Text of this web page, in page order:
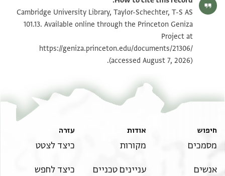
T-S AS 101.13 1v הגדל וסובב
תנאי היתר שימוש בתצלום
Cambridge University Library, Taylor-Schechter, T-S AS
101.13. Available online through the Princeton Geniza
Project at
https://geniza.princeton.edu/documents/21306/
(accessed August 7, 2026).
חיפוש
מסמכים
אנשים
אודות
מקורות
עניינים טכניים
עזרה
כיצד לצטט
כיצד לחפש